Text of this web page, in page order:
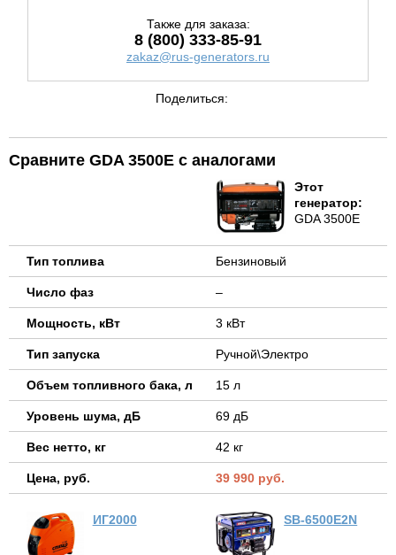
Также для заказа:
8 (800) 333-85-91
zakaz@rus-generators.ru
Поделиться:
Сравните GDA 3500E с аналогами
Тип топлива
Число фаз
Мощность, кВт
Тип запуска
Объем топливного бака, л
Уровень шума, дБ
Вес нетто, кг
Цена, руб.
Этот
генератор:
GDA 3500E
Бензиновый
–
3 кВт
Ручной\Электро
15 л
69 дБ
42 кг
39 990 руб.
ИГ2000 SB-6500E2N